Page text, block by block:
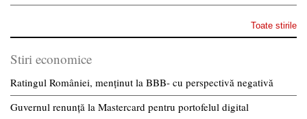
Toate stirile
Stiri economice
Ratingul României, menținut la BBB- cu perspectivă negativă
Guvernul renunță la Mastercard pentru portofelul digital